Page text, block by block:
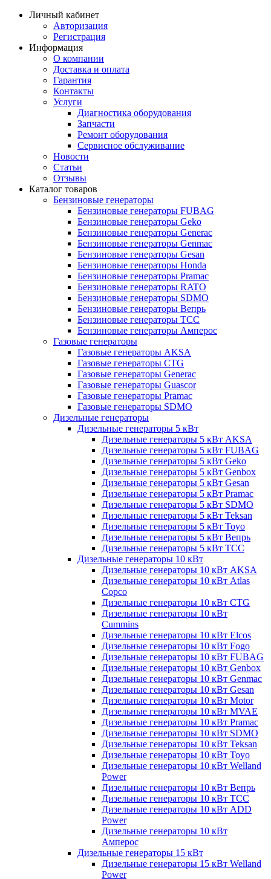
Личный кабинет
Авторизация
Регистрация
Информация
О компании
Доставка и оплата
Гарантия
Контакты
Услуги
Диагностика оборудования
Запчасти
Ремонт оборудования
Сервисное обслуживание
Новости
Статьи
Отзывы
Каталог товаров
Бензиновые генераторы
Бензиновые генераторы FUBAG
Бензиновые генераторы Geko
Бензиновые генераторы Generac
Бензиновые генераторы Genmac
Бензиновые генераторы Gesan
Бензиновые генераторы Honda
Бензиновые генераторы Pramac
Бензиновые генераторы RATO
Бензиновые генераторы SDMO
Бензиновые генераторы Вепрь
Бензиновые генераторы ТСС
Бензиновые генераторы Амперос
Газовые генераторы
Газовые генераторы AKSA
Газовые генераторы CTG
Газовые генераторы Generac
Газовые генераторы Guascor
Газовые генераторы Pramac
Газовые генераторы SDMO
Дизельные генераторы
Дизельные генераторы 5 кВт
Дизельные генераторы 5 кВт AKSA
Дизельные генераторы 5 кВт FUBAG
Дизельные генераторы 5 кВт Geko
Дизельные генераторы 5 кВт Genbox
Дизельные генераторы 5 кВт Gesan
Дизельные генераторы 5 кВт Pramac
Дизельные генераторы 5 кВт SDMO
Дизельные генераторы 5 кВт Teksan
Дизельные генераторы 5 кВт Toyo
Дизельные генераторы 5 кВт Вепрь
Дизельные генераторы 5 кВт ТСС
Дизельные генераторы 10 кВт
Дизельные генераторы 10 кВт AKSA
Дизельные генераторы 10 кВт Atlas
Copco
Дизельные генераторы 10 кВт CTG
Дизельные генераторы 10 кВт
Cummins
Дизельные генераторы 10 кВт Elcos
Дизельные генераторы 10 кВт Fogo
Дизельные генераторы 10 кВт FUBAG
Дизельные генераторы 10 кВт Genbox
Дизельные генераторы 10 кВт Genmac
Дизельные генераторы 10 кВт Gesan
Дизельные генераторы 10 кВт Motor
Дизельные генераторы 10 кВт MVAE
Дизельные генераторы 10 кВт Pramac
Дизельные генераторы 10 кВт SDMO
Дизельные генераторы 10 кВт Teksan
Дизельные генераторы 10 кВт Toyo
Дизельные генераторы 10 кВт Welland
Power
Дизельные генераторы 10 кВт Вепрь
Дизельные генераторы 10 кВт ТСС
Дизельные генераторы 10 кВт ADD
Power
Дизельные генераторы 10 кВт
Амперос
Дизельные генераторы 15 кВт
Дизельные генераторы 15 кВт Welland
Power